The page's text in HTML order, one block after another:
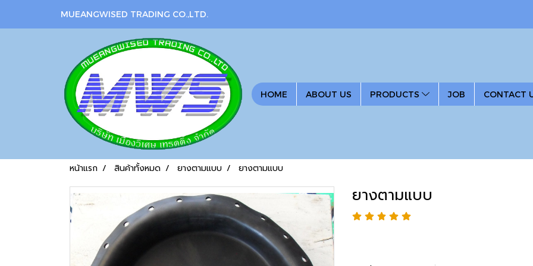
MUEANGWISED TRADING CO.,LTD.
HOME ABOUT US PRODUCTS JOB CONTACT
หน้าแรก สินค้าทั้งหมด ยางตามแบบ ยางตามแบบ
ยางตามแบบ